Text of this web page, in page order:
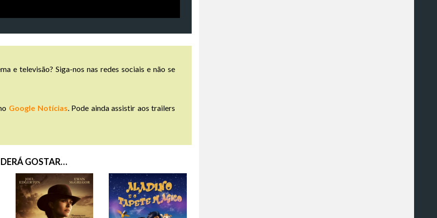
e televisão? Siga-nos nas redes sociais e não se
Google Notícias. Pode ainda assistir aos trailers
GOSTAR…